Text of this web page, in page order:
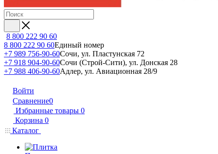
8 800 222 90 60
8 800 222 90 60Единый номер
+7 989 756-90-60Сочи, ул. Пластунская 72
+7 918 904-90-60Сочи (Строй-Сити), ул. Донская 28
+7 988 406-90-60Адлер, ул. Авиационная 28/9
Войти
Сравнение0
Избранные товары 0
Корзина 0
Каталог